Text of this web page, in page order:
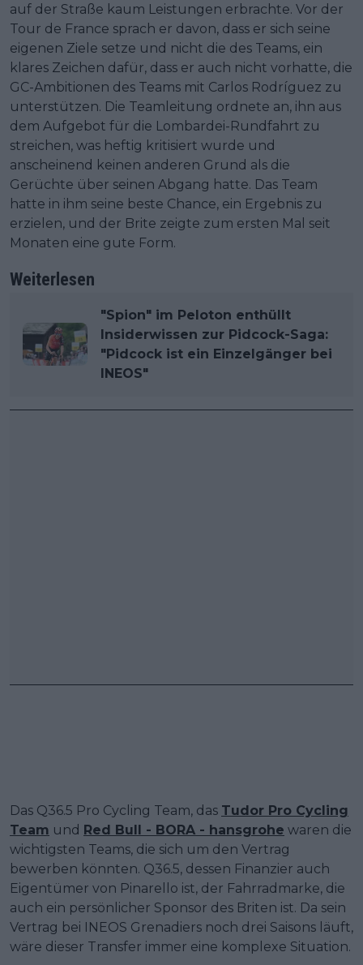
auf der Straße kaum Leistungen erbrachte. Vor der
Tour de France sprach er davon, dass er sich seine
eigenen Ziele setze und nicht die des Teams, ein
klares Zeichen dafür, dass er auch nicht vorhatte, die
GC-Ambitionen des Teams mit Carlos Rodríguez zu
unterstützen. Die Teamleitung ordnete an, ihn aus
dem Aufgebot für die Lombardei-Rundfahrt zu
streichen, was heftig kritisiert wurde und
anscheinend keinen anderen Grund als die
Gerüchte über seinen Abgang hatte. Das Team
hatte in ihm seine beste Chance, ein Ergebnis zu
erzielen, und der Brite zeigte zum ersten Mal seit
Monaten eine gute Form.
Weiterlesen
"Spion" im Peloton enthüllt
Insiderwissen zur Pidcock-Saga:
"Pidcock ist ein Einzelgänger bei
INEOS"
Das Q36.5 Pro Cycling Team, das Tudor Pro Cycling
Team und Red Bull - BORA - hansgrohe waren die
wichtigsten Teams, die sich um den Vertrag
bewerben könnten. Q36.5, dessen Finanzier auch
Eigentümer von Pinarello ist, der Fahrradmarke, die
auch ein persönlicher Sponsor des Briten ist. Da sein
Vertrag bei INEOS Grenadiers noch drei Saisons läuft,
wäre dieser Transfer immer eine komplexe Situation.